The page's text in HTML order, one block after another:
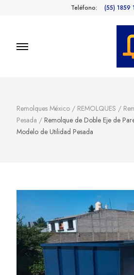
Teléfono: (55) 1859
Remolques México / REMOLQUES /
Pesada / Remolque de Doble Eje de
Modelo de Utilidad Pesada